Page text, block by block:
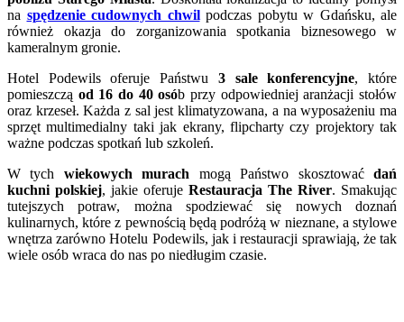
na spędzenie cudownych chwilpodczas pobytu w Gdańsku, ale
również okazja do zorganizowania spotkania biznesowego w
kameralnym gronie.
Hotel Podewils oferuje Państwu 3 sale konferencyjne, które
pomieszczą od 16 do 40 osób przy odpowiedniej aranżacji stołów
oraz krzeseł. Każda z sal jest klimatyzowana, a na wyposażeniu ma
sprzęt multimedialny taki jak ekrany, flipcharty czy projektory tak
ważne podczas spotkań lub szkoleń.
W tych wiekowych murach mogą Państwo skosztowaćdań
kuchni polskiej, jakie oferuje Restauracja The River. Smakując
tutejszych potraw, można spodziewać się nowych doznań
kulinarnych, które z pewnością będą podróżą w nieznane, a stylowe
wnętrza zarówno Hotelu Podewils, jak i restauracji sprawiają, że tak
wiele osób wraca do nas po niedługim czasie.